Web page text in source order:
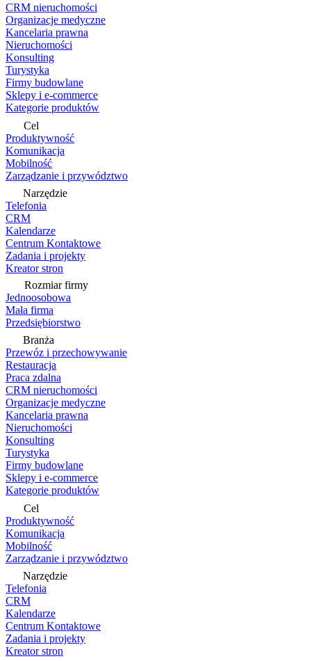
CRM nieruchomości
Organizacje medyczne
Kancelaria prawna
Nieruchomości
Konsulting
Turystyka
Firmy budowlane
Sklepy i e-commerce
Kategorie produktów
Cel
Produktywność
Komunikacja
Mobilność
Zarządzanie i przywództwo
Narzędzie
Telefonia
CRM
Kalendarze
Centrum Kontaktowe
Zadania i projekty
Kreator stron
Rozmiar firmy
Jednoosobowa
Mała firma
Przedsiębiorstwo
Branża
Przewóz i przechowywanie
Restauracja
Praca zdalna
CRM nieruchomości
Organizacje medyczne
Kancelaria prawna
Nieruchomości
Konsulting
Turystyka
Firmy budowlane
Sklepy i e-commerce
Kategorie produktów
Cel
Produktywność
Komunikacja
Mobilność
Zarządzanie i przywództwo
Narzędzie
Telefonia
CRM
Kalendarze
Centrum Kontaktowe
Zadania i projekty
Kreator stron